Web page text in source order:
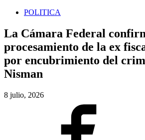
POLITICA
La Cámara Federal
procesamiento de la ex
por encubrimiento del
Nisman
8 julio, 2026